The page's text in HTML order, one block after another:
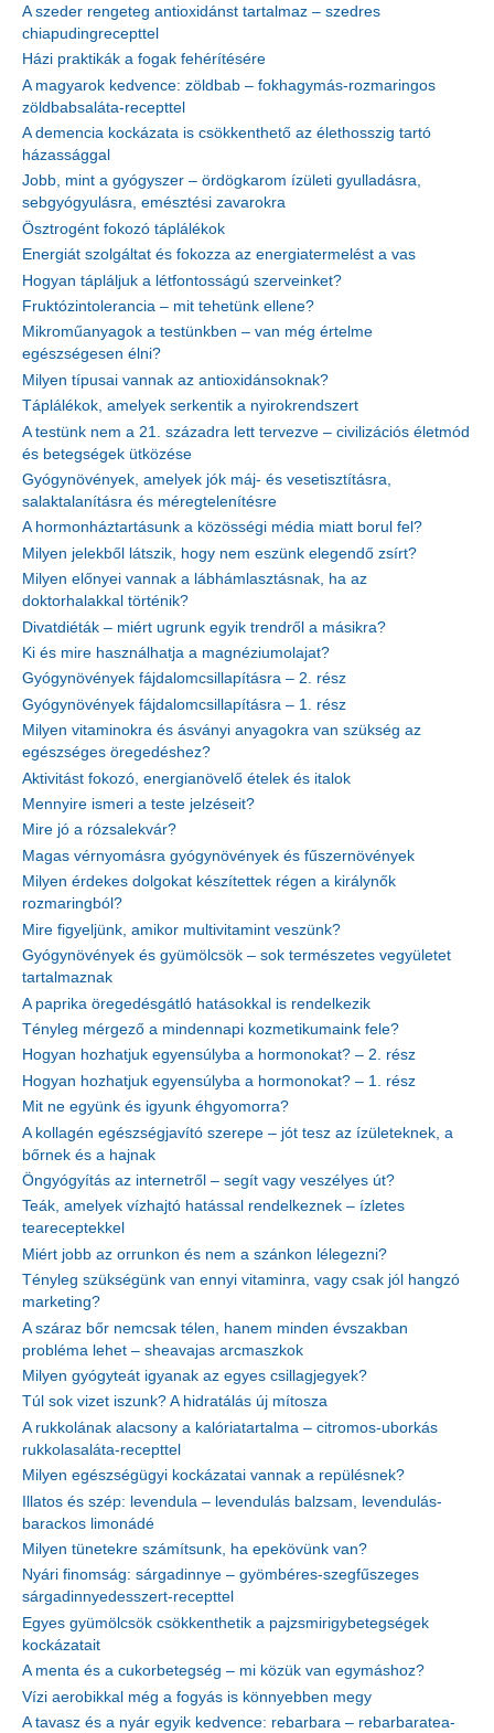
A szeder rengeteg antioxidánst tartalmaz – szedres
chiapudingrecepttel
Házi praktikák a fogak fehérítésére
A magyarok kedvence: zöldbab – fokhagymás-rozmaringos
zöldbabsaláta-recepttel
A demencia kockázata is csökkenthető az élethosszig tartó
házassággal
Jobb, mint a gyógyszer – ördögkarom ízületi gyulladásra,
sebgyógyulásra, emésztési zavarokra
Ösztrogént fokozó táplálékok
Energiát szolgáltat és fokozza az energiatermelést a vas
Hogyan tápláljuk a létfontosságú szerveinket?
Fruktózintolerancia – mit tehetünk ellene?
Mikroműanyagok a testünkben – van még értelme
egészségesen élni?
Milyen típusai vannak az antioxidánsoknak?
Táplálékok, amelyek serkentik a nyirokrendszert
A testünk nem a 21. századra lett tervezve – civilizációs életmód
és betegségek ütközése
Gyógynövények, amelyek jók máj- és vesetisztításra,
salaktalanításra és méregtelenítésre
A hormonháztartásunk a közösségi média miatt borul fel?
Milyen jelekből látszik, hogy nem eszünk elegendő zsírt?
Milyen előnyei vannak a lábhámlasztásnak, ha az
doktorhalakkal történik?
Divatdiéták – miért ugrunk egyik trendről a másikra?
Ki és mire használhatja a magnéziumolajat?
Gyógynövények fájdalomcsillapításra – 2. rész
Gyógynövények fájdalomcsillapításra – 1. rész
Milyen vitaminokra és ásványi anyagokra van szükség az
egészséges öregedéshez?
Aktivitást fokozó, energianövelő ételek és italok
Mennyire ismeri a teste jelzéseit?
Mire jó a rózsalekvár?
Magas vérnyomásra gyógynövények és fűszernövények
Milyen érdekes dolgokat készítettek régen a királynők
rozmaringból?
Mire figyeljünk, amikor multivitamint veszünk?
Gyógynövények és gyümölcsök – sok természetes vegyületet
tartalmaznak
A paprika öregedésgátló hatásokkal is rendelkezik
Tényleg mérgező a mindennapi kozmetikumaink fele?
Hogyan hozhatjuk egyensúlyba a hormonokat? – 2. rész
Hogyan hozhatjuk egyensúlyba a hormonokat? – 1. rész
Mit ne együnk és igyunk éhgyomorra?
A kollagén egészségjavító szerepe – jót tesz az ízületeknek, a
bőrnek és a hajnak
Öngyógyítás az internetről – segít vagy veszélyes út?
Teák, amelyek vízhajtó hatással rendelkeznek – ízletes
teareceptekkel
Miért jobb az orrunkon és nem a szánkon lélegezni?
Tényleg szükségünk van ennyi vitaminra, vagy csak jól hangzó
marketing?
A száraz bőr nemcsak télen, hanem minden évszakban
probléma lehet – sheavajas arcmaszkok
Milyen gyógyteát igyanak az egyes csillagjegyek?
Túl sok vizet iszunk? A hidratálás új mítosza
A rukkolának alacsony a kalóriatartalma – citromos-uborkás
rukkolasaláta-recepttel
Milyen egészségügyi kockázatai vannak a repülésnek?
Illatos és szép: levendula – levendulás balzsam, levendulás-
barackos limonádé
Milyen tünetekre számítsunk, ha epekövünk van?
Nyári finomság: sárgadinnye – gyömbéres-szegfűszeges
sárgadinnyedesszert-recepttel
Egyes gyümölcsök csökkenthetik a pajzsmirigybetegségek
kockázatait
A menta és a cukorbetegség – mi közük van egymáshoz?
Vízi aerobikkal még a fogyás is könnyebben megy
A tavasz és a nyár egyik kedvence: rebarbara – rebarbaratea-